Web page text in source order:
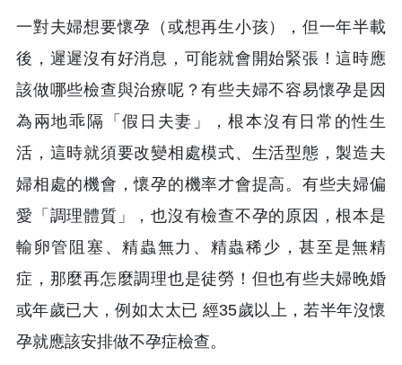
一對夫婦想要懷孕（或想再生小孩），但一年半載
後，遲遲沒有好消息，可能就會開始緊張！這時應
該做哪些檢查與治療呢？有些夫婦不容易懷孕是因
為兩地乖隔「假日夫妻」，根本沒有日常的性生
活，這時就須要改變相處模式、生活型態，製造夫
婦相處的機會，懷孕的機率才會提高。有些夫婦偏
愛「調理體質」，也沒有檢查不孕的原因，根本是
輸卵管阻塞、精蟲無力、精蟲稀少，甚至是無精
症，那麼再怎麼調理也是徒勞！但也有些夫婦晚婚
或年歲已大，例如太太已 經35歲以上，若半年沒懷
孕就應該安排做不孕症檢查。